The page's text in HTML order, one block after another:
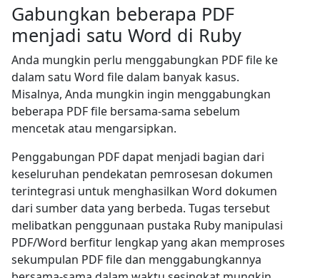
Gabungkan beberapa PDF
menjadi satu Word di Ruby
Anda mungkin perlu menggabungkan PDF file ke
dalam satu Word file dalam banyak kasus.
Misalnya, Anda mungkin ingin menggabungkan
beberapa PDF file bersama-sama sebelum
mencetak atau mengarsipkan.
Penggabungan PDF dapat menjadi bagian dari
keseluruhan pendekatan pemrosesan dokumen
terintegrasi untuk menghasilkan Word dokumen
dari sumber data yang berbeda. Tugas tersebut
melibatkan penggunaan pustaka Ruby manipulasi
PDF/Word berfitur lengkap yang akan memproses
sekumpulan PDF file dan menggabungkannya